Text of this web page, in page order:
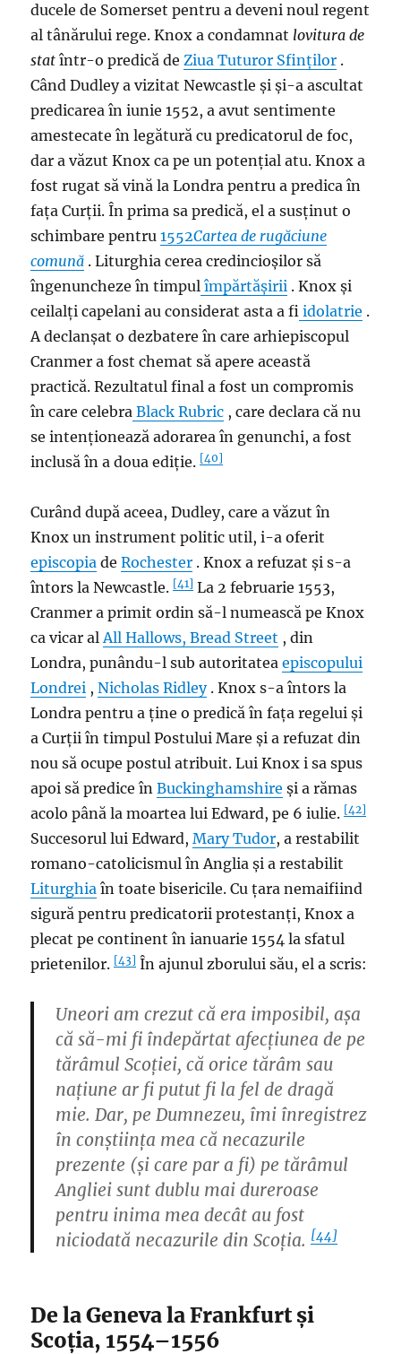
ducele de Somerset pentru a deveni noul regent
al tânărului rege. Knox a condamnat lovitura de
stat într-o predică deZiua Tuturor Sfinților .
Când Dudley a vizitat Newcastle și și-a ascultat
predicarea în iunie 1552, a avut sentimente
amestecate în legătură cu predicatorul de foc,
dar a văzut Knox ca pe un potențial atu. Knox a
fost rugat să vină la Londra pentru a predica în
fața Curții. În prima sa predică, el a susținut o
schimbare pentru1552Cartea de rugăciune
comună . Liturghia cerea credincioșilor să
îngenuncheze în timpul împărtășirii . Knox și
ceilalți capelani au considerat asta a fi idolatrie .
A declanșat o dezbatere în care arhiepiscopul
Cranmer a fost chemat să apere această
practică. Rezultatul final a fost un compromis
în care celebra Black Rubric , care declara că nu
se intenționează adorarea în genunchi, a fost
inclusă în a doua ediție.[40]
Curând după aceea, Dudley, care a văzut în
Knox un instrument politic util, i-a oferit
episcopia deRochester . Knox a refuzat și s-a
întors la Newcastle.[41] La 2 februarie 1553,
Cranmer a primit ordin să-l numească pe Knox
ca vicar alAll Hallows, Bread Street , din
Londra, punându-l sub autoritateaepiscopului
Londrei ,Nicholas Ridley. Knox s-a întors la
Londra pentru a ține o predică în fața regelui și
a Curții în timpul Postului Mare și a refuzat din
nou să ocupe postul atribuit. Lui Knox i sa spus
apoi să predice înBuckinghamshire și a rămas
acolo până la moartea lui Edward, pe 6 iulie.[42]
Succesorul lui Edward,Mary Tudor, a restabilit
romano-catolicismul în Anglia și a restabilit
Liturghia în toate bisericile. Cu țara nemaifiind
sigură pentru predicatorii protestanți, Knox a
plecat pe continent în ianuarie 1554 la sfatul
prietenilor.[43] În ajunul zborului său, el a scris:
Uneori am crezut că era imposibil, așa
că să-mi fi îndepărtat afecțiunea de pe
tărâmul Scoției, că orice tărâm sau
națiune ar fi putut fi la fel de dragă
mie. Dar, pe Dumnezeu, îmi înregistrez
în conștiința mea că necazurile
prezente (și care par a fi) pe tărâmul
Angliei sunt dublu mai dureroase
pentru inima mea decât au fost
niciodată necazurile din Scoția.[44]
De la Geneva la Frankfurt și
Scoția, 1554–1556